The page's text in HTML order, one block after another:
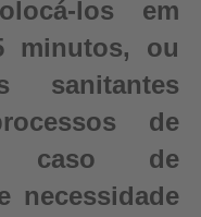
los em
minutos, ou
sanitantes
de
caso de
necessidade